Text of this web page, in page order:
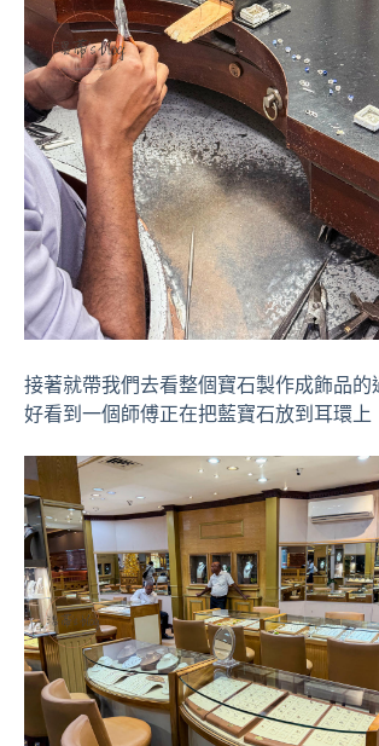
接著就帶我們去看整個寶石製作成飾品的
好看到一個師傅正在把藍寶石放到耳環上